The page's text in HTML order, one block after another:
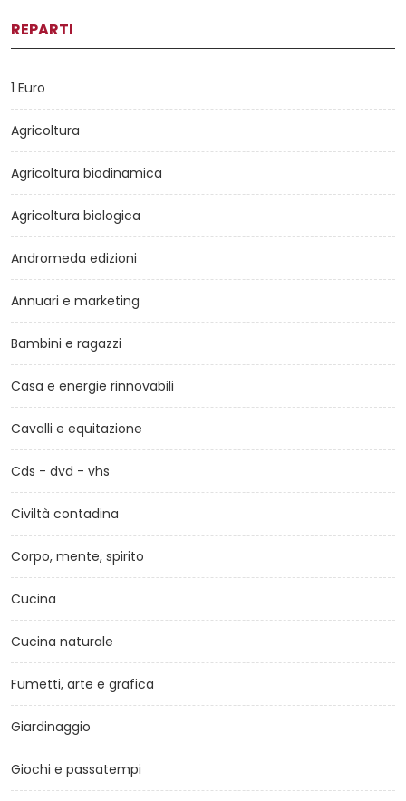
REPARTI
1 Euro
Agricoltura
Agricoltura biodinamica
Agricoltura biologica
Andromeda edizioni
Annuari e marketing
Bambini e ragazzi
Casa e energie rinnovabili
Cavalli e equitazione
Cds - dvd - vhs
Civiltà contadina
Corpo, mente, spirito
Cucina
Cucina naturale
Fumetti, arte e grafica
Giardinaggio
Giochi e passatempi